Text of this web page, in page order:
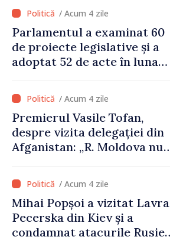
/ Acum 4 zile
Parlamentul a examinat 60
de proiecte legislative și a
adoptat 52 de acte în luna
/ Acum 4 zile
Premierul Vasile Tofan,
despre vizita delegației din
Afganistan: „R. Moldova nu
talibană. Aprobarea acestei
vizite a fost o eroare de
evaluare și de coordonare
instituțională”
/ Acum 4 zile
Mihai Popșoi a vizitat Lavra
Pecerska din Kiev și a
condamnat atacurile Rusiei